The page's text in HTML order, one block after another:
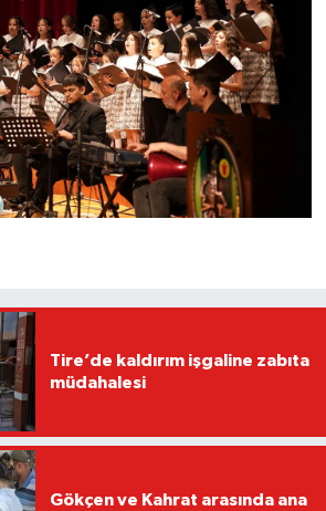
Tire’de kaldırım işgaline zabıta
müdahalesi
Gökçen ve Kahrat arasında ana